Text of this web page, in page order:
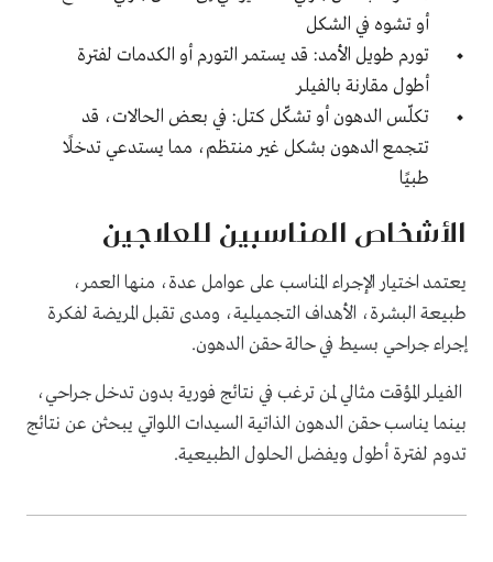
أو تشوه في الشكل
تورم طويل الأمد: قد يستمر التورم أو الكدمات لفترة
أطول مقارنة بالفيلر
تكلّس الدهون أو تشكّل كتل: في بعض الحالات، قد
تتجمع الدهون بشكل غير منتظم، مما يستدعي تدخلًا
طبيًا
الأشخاص المناسبين للعلاجين
يعتمد اختيار الإجراء المناسب على عوامل عدة، منها العمر،
طبيعة البشرة، الأهداف التجميلية، ومدى تقبل المريضة لفكرة
إجراء جراحي بسيط في حالة حقن الدهون.
الفيلر المؤقت مثالي لمن ترغب في نتائج فورية بدون تدخل جراحي،
بينما يناسب حقن الدهون الذاتية السيدات اللواتي يبحثن عن نتائج
تدوم لفترة أطول ويفضل الحلول الطبيعية.